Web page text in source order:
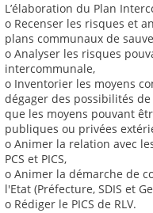
L’élaboration du Plan
o Recenser les risques et
plans communaux de
o Analyser les risques
intercommunale,
o Inventorier les moyens
dégager des possibilités
que les moyens pouvant
publiques ou privées
o Animer la relation avec
PCS et PICS,
o Animer la démarche de
l'Etat (Préfecture, SDIS et
o Rédiger le PICS de RLV.